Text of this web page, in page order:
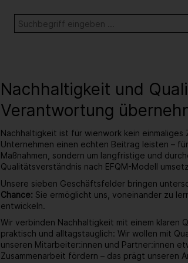
Stichwortsuche
SUCHE
Nachhaltigkeit und
Verantwortung
Nachhaltigkeit ist für wienwork kein
Unternehmen einen echten Beitrag leisten –
Maßnahmen, sondern um langfristige und
Qualitätsverständnis nach EFQM-Modell
Unsere sieben Geschäftsfelder bringen
Chance: Sie ermöglicht uns, voneinander zu
entwickeln.
Wir verbinden Nachhaltigkeit mit einem klaren
praktisch und alltagstauglich: Wir wollen mit
unseren Mitarbeiter:innen und Partner:innen
Zusammenarbeit fördern – das prägt unseren